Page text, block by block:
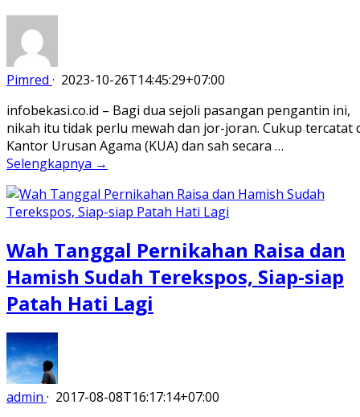
Pimred · 2023-10-26T14:45:29+07:00
infobekasi.co.id – Bagi dua sejoli pasangan pengantin ini,
nikah itu tidak perlu mewah dan jor-joran. Cukup tercatat
Kantor Urusan Agama (KUA) dan sah secara …
Selengkapnya →
Wah Tanggal Pernikahan Raisa dan
Hamish Sudah Terekspos, Siap-siap
Patah Hati Lagi
admin · 2017-08-08T16:17:14+07:00